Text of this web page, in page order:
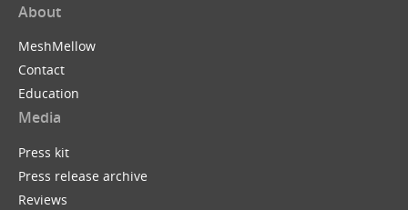
About
MeshMellow
Contact
Education
Media
Press kit
Press release archive
Reviews